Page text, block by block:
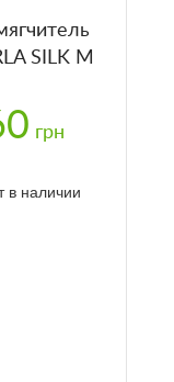
SILK M
грн
в наличии